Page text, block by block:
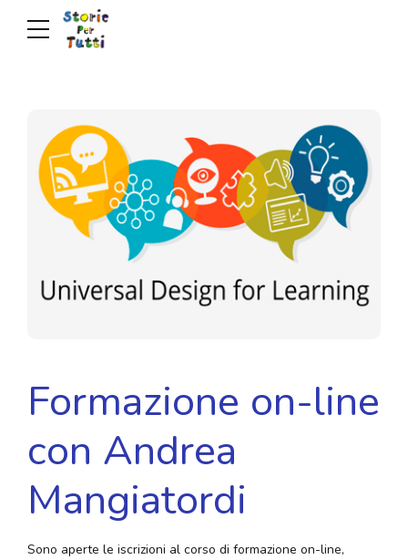
Formazione on-line
con Andrea
Mangiatordi
Sono aperte le iscrizioni al corso di formazione on-line,